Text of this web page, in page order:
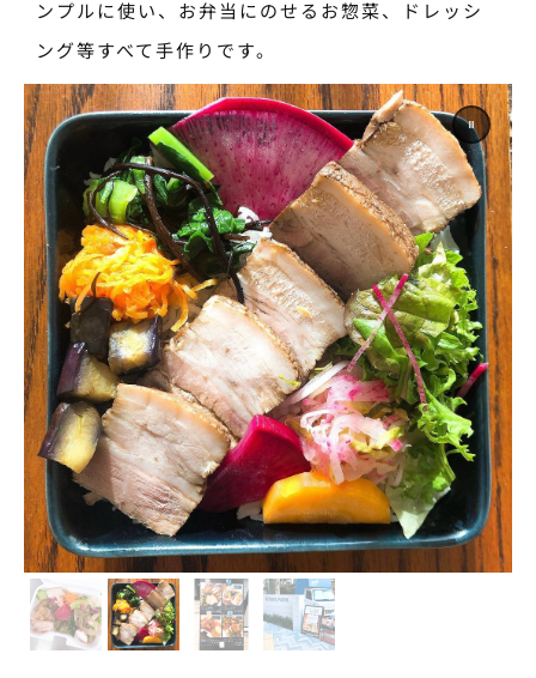
ンプルに使い、お弁当にのせるお惣菜、ドレッシ
ング等すべて手作りです。